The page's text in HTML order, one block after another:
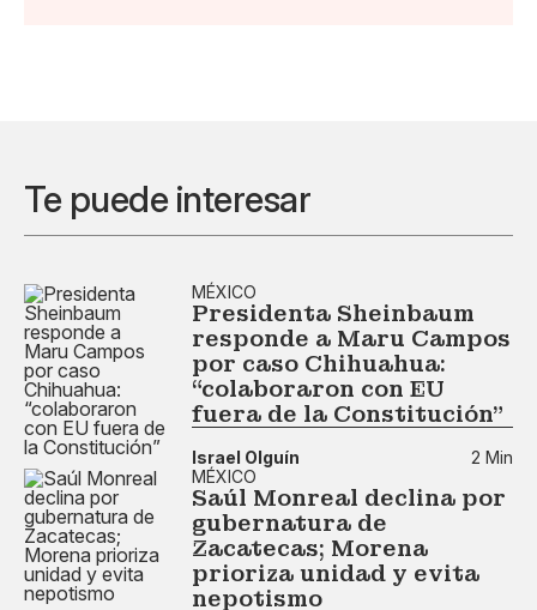
Te puede interesar
MÉXICO
Presidenta Sheinbaum
responde a Maru Campos
por caso Chihuahua:
“colaboraron con EU
fuera de la Constitución”
Israel Olguín
2 Min
MÉXICO
Saúl Monreal declina por
gubernatura de
Zacatecas; Morena
prioriza unidad y evita
nepotismo